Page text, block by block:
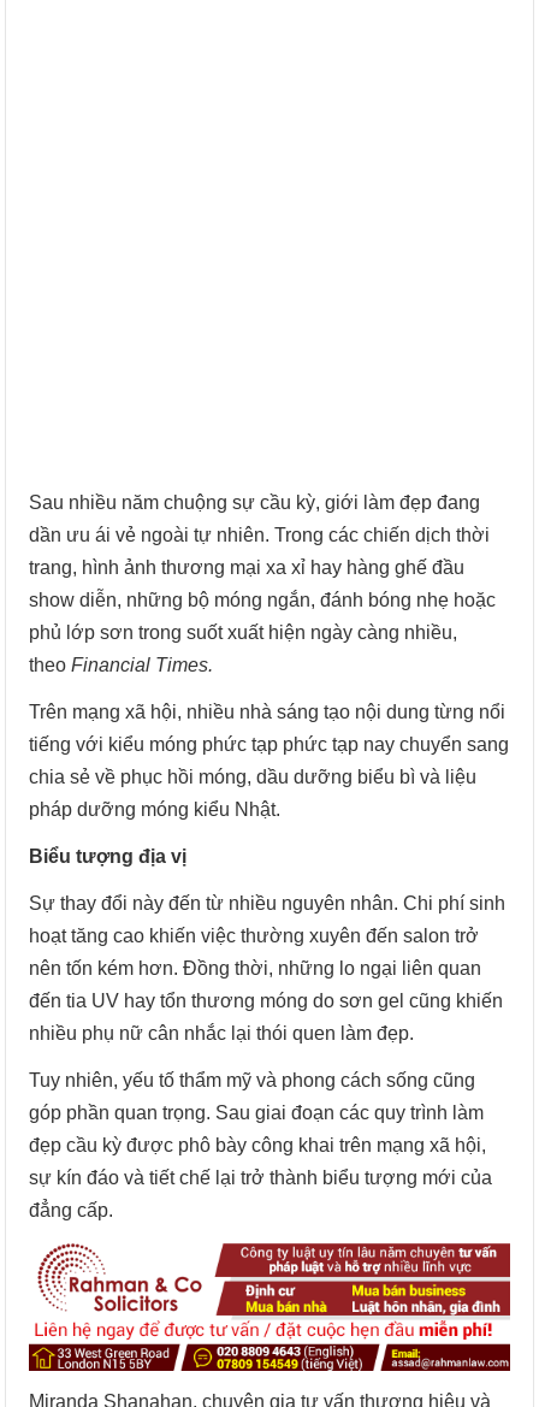
Sau nhiều năm chuộng sự cầu kỳ, giới làm đẹp đang
dần ưu ái vẻ ngoài tự nhiên. Trong các chiến dịch thời
trang, hình ảnh thương mại xa xỉ hay hàng ghế đầu
show diễn, những bộ móng ngắn, đánh bóng nhẹ hoặc
phủ lớp sơn trong suốt xuất hiện ngày càng nhiều,
theoFinancial Times.
Trên mạng xã hội, nhiều nhà sáng tạo nội dung từng nổi
tiếng với kiểu móng phức tạp phức tạp nay chuyển sang
chia sẻ về phục hồi móng, dầu dưỡng biểu bì và liệu
pháp dưỡng móng kiểu Nhật.
Biểu tượng địa vị
Sự thay đổi này đến từ nhiều nguyên nhân. Chi phí sinh
hoạt tăng cao khiến việc thường xuyên đến salon trở
nên tốn kém hơn. Đồng thời, những lo ngại liên quan
đến tia UV hay tổn thương móng do sơn gel cũng khiến
nhiều phụ nữ cân nhắc lại thói quen làm đẹp.
Tuy nhiên, yếu tố thẩm mỹ và phong cách sống cũng
góp phần quan trọng. Sau giai đoạn các quy trình làm
đẹp cầu kỳ được phô bày công khai trên mạng xã hội,
sự kín đáo và tiết chế lại trở thành biểu tượng mới của
đẳng cấp.
Miranda Shanahan, chuyên gia tư vấn thương hiệu và